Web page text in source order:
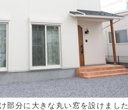
部分に大きな丸い窓を設けまし